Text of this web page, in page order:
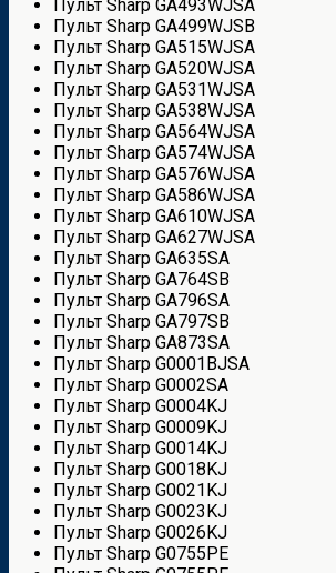
Пульт Sharp GA493WJSA
Пульт Sharp GA499WJSB
Пульт Sharp GA515WJSA
Пульт Sharp GA520WJSA
Пульт Sharp GA531WJSA
Пульт Sharp GA538WJSA
Пульт Sharp GA564WJSA
Пульт Sharp GA574WJSA
Пульт Sharp GA576WJSA
Пульт Sharp GA586WJSA
Пульт Sharp GA610WJSA
Пульт Sharp GA627WJSA
Пульт Sharp GA635SA
Пульт Sharp GA764SB
Пульт Sharp GA796SA
Пульт Sharp GA797SB
Пульт Sharp GA873SA
Пульт Sharp G0001BJSA
Пульт Sharp G0002SA
Пульт Sharp G0004KJ
Пульт Sharp G0009KJ
Пульт Sharp G0014KJ
Пульт Sharp G0018KJ
Пульт Sharp G0021KJ
Пульт Sharp G0023KJ
Пульт Sharp G0026KJ
Пульт Sharp G0755PE